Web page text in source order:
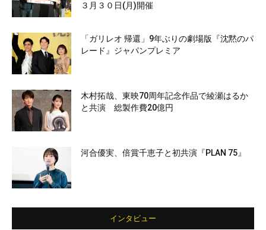
３月３０日(月)開催
「ガリレオ 帰還」9年ぶりの劇場版『沈黙のパ
レード』ジャパンプレミア
木村拓哉、東映70周年記念作品で綾瀬はるか
と共演 総製作費20億円
河合優実、倍賞千恵子と初共演『PLAN 75』
インタビュー